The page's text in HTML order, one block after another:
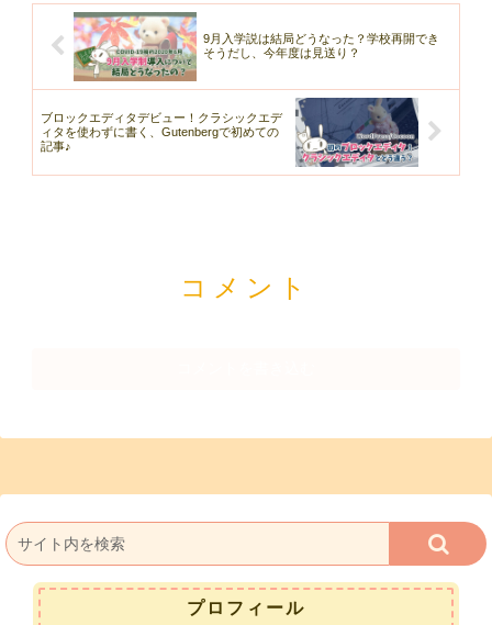
9月入学説は結局どうなった？学校再開でき
そうだし、今年度は見送り？
ブロックエディタデビュー！クラシックエデ
ィタを使わずに書く、Gutenbergで初めての
記事♪
コメント
プロフィール